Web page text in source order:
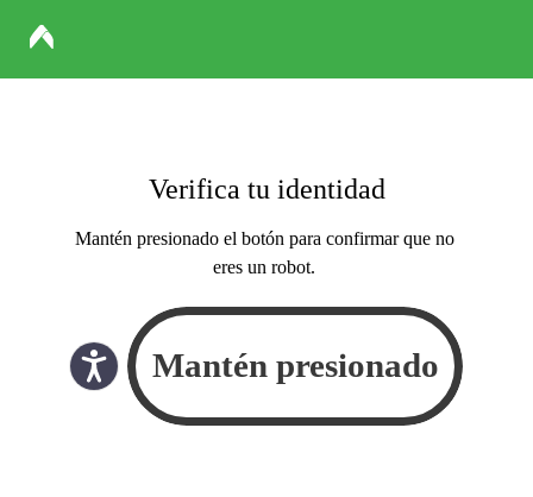
Verifica tu identidad
Mantén presionado el botón para confirmar que no
eres un robot.